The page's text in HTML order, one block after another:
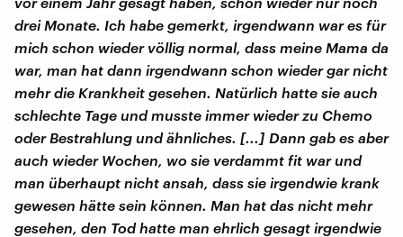
drei Monate. Ich habe gemerkt, irgendwann war es für
mich schon wieder völlig normal, dass meine Mama da
war, man hat dann irgendwann schon wieder gar nicht
mehr die Krankheit gesehen. Natürlich hatte sie auch
schlechte Tage und musste immer wieder zu Chemo
oder Bestrahlung und ähnliches. [...] Dann gab es aber
auch wieder Wochen, wo sie verdammt fit war und
man überhaupt nicht ansah, dass sie irgendwie krank
gewesen hätte sein können. Man hat das nicht mehr
gesehen, den Tod hatte man ehrlich gesagt irgendwie